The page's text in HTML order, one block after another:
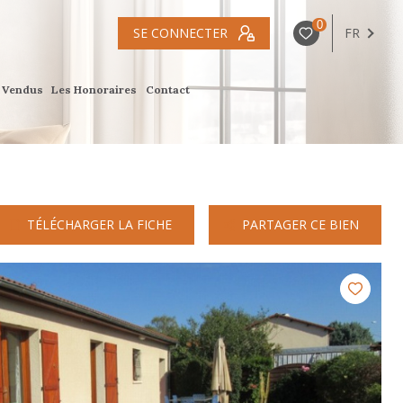
SE CONNECTER 0 FR
Les Honoraires Contact
TÉLÉCHARGER LA FICHE PARTAGER CE BIEN